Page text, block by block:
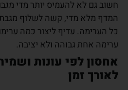
חשוב גם לא להעמיס יותר מדי
המדף מלא מדי, קשה לשלוף
כל הערימה. עדיף ליצור כמה
ערימה אחת גבוהה ולא יציבה.
אחסון לפי עונות
לאורך זמן